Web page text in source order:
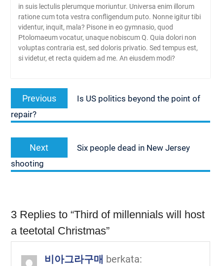
in suis lectulis plerumque moriuntur. Universa enim illorum
ratione cum tota vestra confligendum puto. Nonne igitur tibi
videntur, inquit, mala? Pisone in eo gymnasio, quod
Ptolomaeum vocatur, unaque nobiscum Q. Quia dolori non
voluptas contraria est, sed doloris privatio. Sed tempus est,
si videtur, et recta quidem ad me. An eiusdem modi?
Navigasi
posPrevious
post:
Is US politics beyond the point of
repair?
Next
Next
post:
Six people dead in New Jersey
shooting
3 Replies to “Third of millennials will host
a teetotal Christmas”
비아그라구매 berkata: